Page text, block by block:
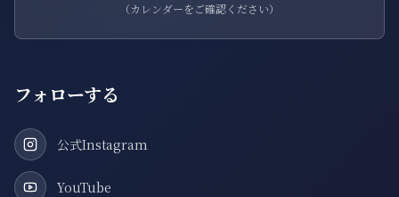
（カレンダーをご確認ください）
フォローする
公式Instagram
YouTube